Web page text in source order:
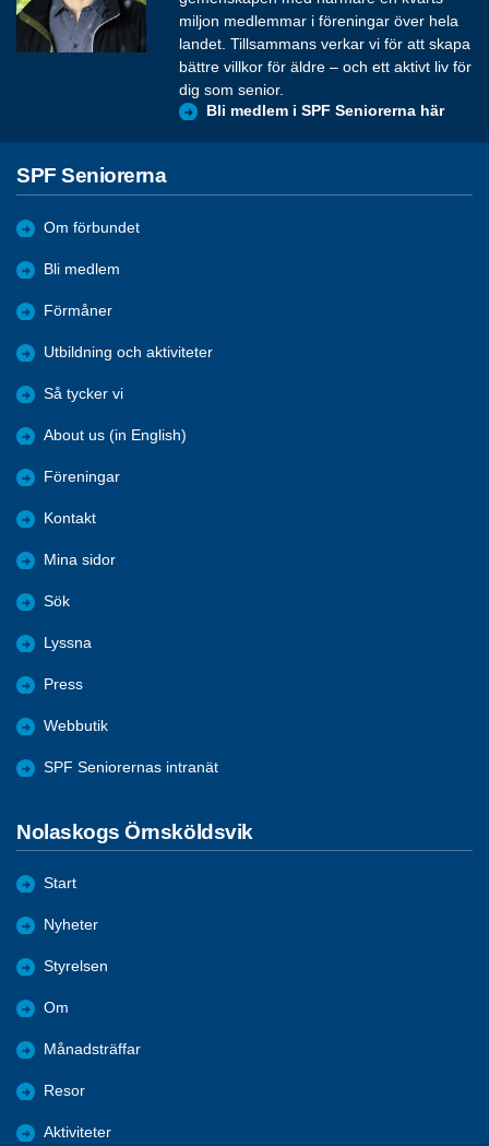
miljon medlemmar i föreningar över hela
landet. Tillsammans verkar vi för att skapa
bättre villkor för äldre – och ett aktivt liv för
dig som senior.
Bli medlem i SPF Seniorerna här
SPF Seniorerna
Om förbundet
Bli medlem
Förmåner
Utbildning och aktiviteter
Så tycker vi
About us (in English)
Föreningar
Kontakt
Mina sidor
Sök
Lyssna
Press
Webbutik
SPF Seniorernas intranät
Nolaskogs Örnsköldsvik
Start
Nyheter
Styrelsen
Om
Månadsträffar
Resor
Aktiviteter